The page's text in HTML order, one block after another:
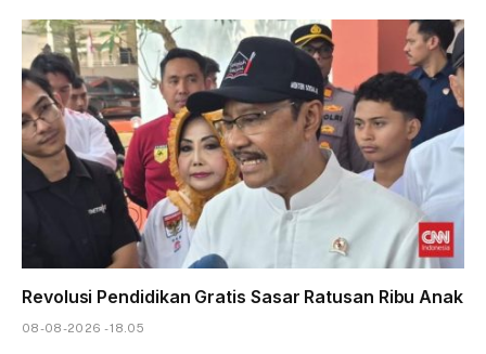
Revolusi Pendidikan Gratis Sasar Ratusan Ribu Anak
08-08-2026 - 18.05